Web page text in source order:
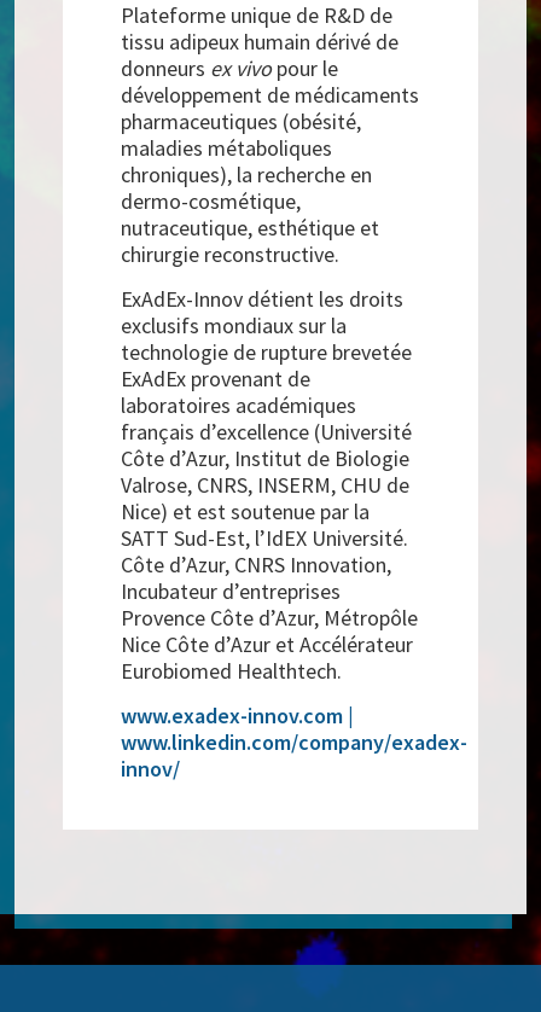
Plateforme unique de R&D de
tissu adipeux humain dérivé de
donneurs ex vivopour le
développement de médicaments
pharmaceutiques (obésité,
maladies métaboliques
chroniques), la recherche en
dermo-cosmétique,
nutraceutique, esthétique et
chirurgie reconstructive.
ExAdEx-Innov détient les droits
exclusifs mondiaux sur la
technologie de rupture brevetée
ExAdEx provenant de
laboratoires académiques
français d’excellence (Université
Côte d’Azur, Institut de Biologie
Valrose, CNRS, INSERM, CHU de
Nice) et est soutenue par la
SATT Sud-Est, l’IdEX Université.
Côte d’Azur, CNRS Innovation,
Incubateur d’entreprises
Provence Côte d’Azur, Métropôle
Nice Côte d’Azur et Accélérateur
Eurobiomed Healthtech.
www.exadex-innov.com |
www.linkedin.com/company/exadex-
innov/